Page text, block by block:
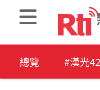
總覽 #漢光